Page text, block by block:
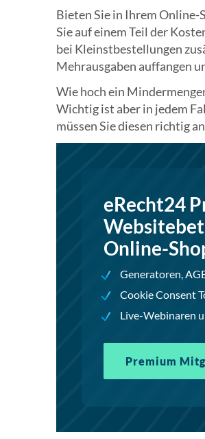
Bieten Sie in Ihrem Online-
Sie auf einem Teil der
bei Kleinstbestellungen
Mehrausgaben auffangen
Wie hoch ein
Wichtig ist aber in jedem
müssen Sie diesen richtig
eRecht24
Online-
Generatoren,
Cookie Consent
Live-Webinaren
Premium